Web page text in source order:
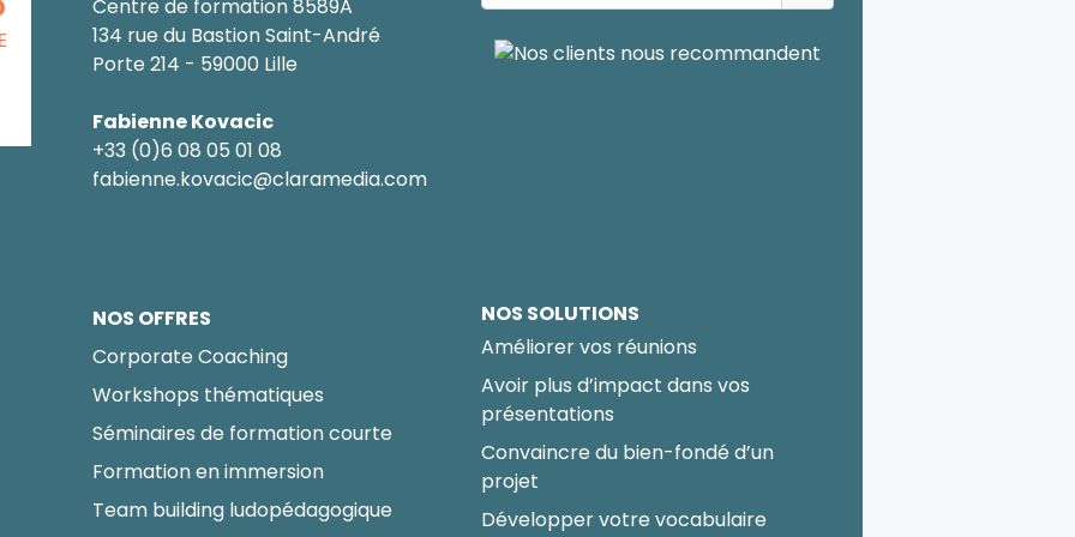
Centre de formation 8589A
134 rue du Bastion Saint-André
Porte 214 - 59000 Lille
Fabienne Kovacic
+33 (0)6 08 05 01 08
fabienne.kovacic@claramedia.com
NOS OFFRES
Corporate Coaching
Workshops thématiques
Séminaires de formation courte
Formation en immersion
Team building ludopédagogique
NOS SOLUTIONS
Améliorer vos réunions
Avoir plus d’impact dans vos
présentations
Convaincre du bien-fondé d’un
projet
Développer votre vocabulaire